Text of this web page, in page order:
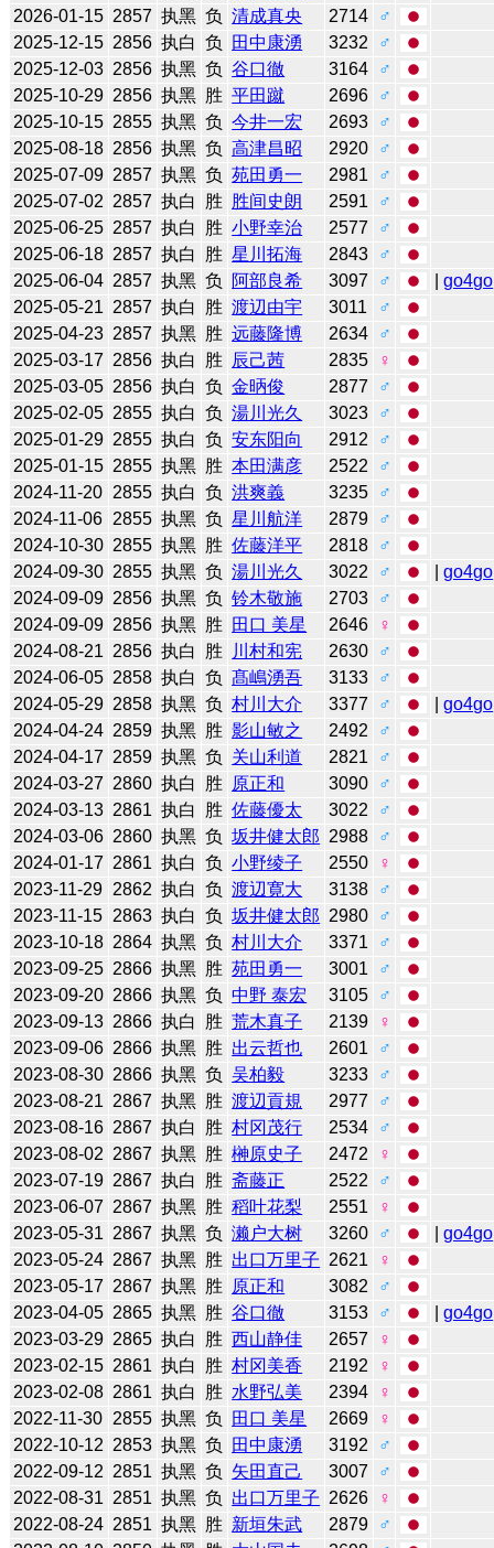
2026-01-15 2857 执黑 负 清成真央 2714
♂
2025-12-15 2856 执白 负 田中康湧 3232
♂
2025-12-03 2856 执黑 负 谷口徹 3164
♂
2025-10-29 2856 执黑 胜 平田蹴 2696
♂
2025-10-15 2855 执黑 负 今井一宏 2693
♂
2025-08-18 2856 执黑 负 高津昌昭 2920
♂
2025-07-09 2857 执黑 负 苑田勇一 2981
♂
2025-07-02 2857 执白 胜 胜间史朗 2591
♂
2025-06-25 2857 执白 胜 小野幸治 2577
♂
2025-06-18 2857 执白 胜 星川拓海 2843
♂
2025-06-04 2857 执黑 负 阿部良希 3097 ♂ |go4go
2025-05-21 2857 执白 胜 渡辺由宇 3011
♂
2025-04-23 2857 执黑 胜 远藤隆博 2634
♂
2025-03-17 2856 执白 胜 辰己茜 2835
♀
2025-03-05 2856 执白 负 金昞俊 2877
♂
2025-02-05 2855 执白 负 湯川光久 3023
♂
2025-01-29 2855 执白 负 安东阳向 2912
♂
2025-01-15 2855 执黑 胜 本田满彦 2522
♂
2024-11-20 2855 执白 负 洪爽義 3235
♂
2024-11-06 2855 执黑 负 星川航洋 2879
♂
2024-10-30 2855 执黑 胜 佐藤洋平 2818
♂
2024-09-30 2855 执黑 负 湯川光久 3022 ♂ |go4go
2024-09-09 2856 执黑 负 铃木敬施 2703
♂
2024-09-09 2856 执黑 胜 田口 美星 2646
♀
2024-08-21 2856 执白 胜 川村和宪 2630
♂
2024-06-05 2858 执白 负 髙嶋湧吾 3133
♂
2024-05-29 2858 执黑 负 村川大介 3377 ♂ |go4go
2024-04-24 2859 执黑 胜 影山敏之 2492
♂
2024-04-17 2859 执黑 负 关山利道 2821
♂
2024-03-27 2860 执白 胜 原正和 3090
♂
2024-03-13 2861 执白 胜 佐藤優太 3022
♂
2024-03-06 2860 执黑 负 坂井健太郎 2988
♂
2024-01-17 2861 执白 负 小野绫子 2550
♀
2023-11-29 2862 执白 负 渡辺寛大 3138
♂
2023-11-15 2863 执白 负 坂井健太郎 2980
♂
2023-10-18 2864 执黑 负 村川大介 3371
♂
2023-09-25 2866 执黑 胜 苑田勇一 3001
♂
2023-09-20 2866 执黑 负 中野 泰宏 3105
♂
2023-09-13 2866 执白 胜 荒木真子 2139
♀
2023-09-06 2866 执黑 胜 出云哲也 2601
♂
2023-08-30 2866 执黑 负 吴柏毅 3233
♂
2023-08-21 2867 执黑 胜 渡辺貢規 2977
♂
2023-08-16 2867 执白 胜 村冈茂行 2534
♂
2023-08-02 2867 执黑 胜 榊原史子 2472
♀
2023-07-19 2867 执白 胜 斋藤正 2522
♂
2023-06-07 2867 执黑 胜 稻叶花梨 2551
♀
2023-05-31 2867 执黑 负 濑户大树 3260 ♂ |go4go
2023-05-24 2867 执黑 胜 出口万里子 2621
♀
2023-05-17 2867 执黑 胜 原正和 3082
♂
2023-04-05 2865 执黑 胜 谷口徹 3153 ♂ |go4go
2023-03-29 2865 执白 胜 西山静佳 2657
♀
2023-02-15 2861 执白 胜 村冈美香 2192
♀
2023-02-08 2861 执白 胜 水野弘美 2394
♀
2022-11-30 2855 执黑 负 田口 美星 2669
♀
2022-10-12 2853 执黑 负 田中康湧 3192
♂
2022-09-12 2851 执黑 负 矢田直己 3007
♂
2022-08-31 2851 执黑 负 出口万里子 2626
♀
2022-08-24 2851 执黑 胜 新垣朱武 2879
♂